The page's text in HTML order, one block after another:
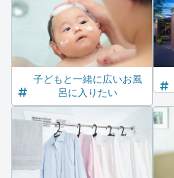
子どもと一緒に広いお風
呂に入りたい